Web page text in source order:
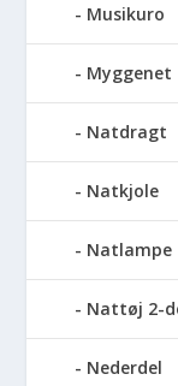
Musikuro
Myggenet
Natdragt
Natkjole
Natlampe
Nattøj 2-
Nederdel